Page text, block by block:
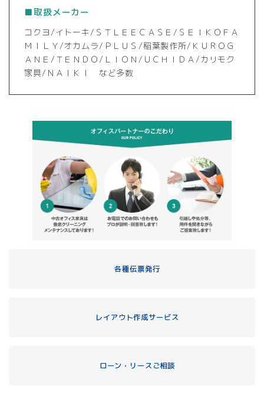
■取扱メーカー
コクヨ/イトーキ/ＳＴＬＥＥＣＡＳＥ/ＳＥＩＫＯＦＡ
ＭＩＬＹ/オカムラ/ＰＬＵＳ/稲葉製作所/ＫＵＲＯＧ
ＡＮＥ/ＴＥＮＤＯ/ＬＩＯＮ/ＵＣＨＩＤＡ/カリモク
家具/ＮＡＩＫＩ など多数
各種伝票発行
レイアウト作成サービス
ローン・リースご相談